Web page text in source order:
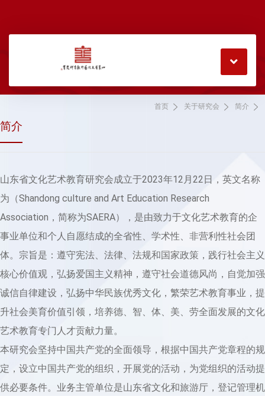
首页 关于研究会 简介
简介
山东省文化艺术教育研究会成立于2023年12月22日，英文名称
为（Shandong culture and Art Education Research
Association，简称为SAERA），是由致力于文化艺术教育的企
事业单位和个人自愿结成的全省性、学术性、非营利性社会团
体。宗旨是：遵守宪法、法律、法规和国家政策，践行社会主义
核心价值观，弘扬爱国主义精神，遵守社会道德风尚，自觉加强
诚信自律建设，弘扬中华民族优秀文化，繁荣艺术教育事业，提
升社会美育价值引领，培养德、智、体、美、劳全面发展的文化
艺术教育专门人才贡献力量。
本研究会坚持中国共产党的全面领导，根据中国共产党章程的规
定，设立中国共产党的组织，开展党的活动，为党组织的活动提
供必要条件。业务主管单位是山东省文化和旅游厅，登记管理机